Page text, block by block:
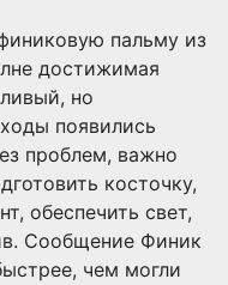
пальму из
достижимая
но
появились
проблем, важно
косточку,
обеспечить свет,
Сообщение Финик
чем могли